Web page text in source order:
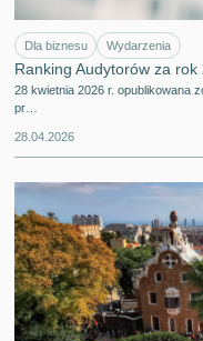
Dla biznesu Wydarzenia
Ranking Audytorów za
28 kwietnia 2026 r. opublikowana
pr…
28.04.2026